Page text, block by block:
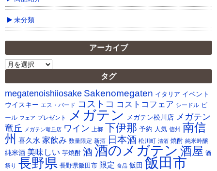
未分類
アーカイブ
ア
カ
イ
ブ
タグ
megatenoishiiosake Sakenomegaten イタリア イベント
ウイスキー エス・バード コストコ コストコフェア シードル ビ
ール フェア プレゼント メガテン メガテン松川店 メガテン
竜丘
メガテン竜丘店 ワイン 上郷 下伊那 予約 人気 信州 南信
州 喜久水 家飲み 数量限定 新酒 日本酒 松川町 清酒 焼酎 純米吟醸
純米酒 美味しい 芋焼酎 酒酒のメガテン 酒屋 酒
祭り 長野県 長野県飯田市 限定 食品 飯田 飯田市